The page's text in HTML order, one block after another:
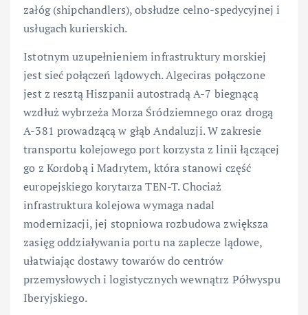
załóg (shipchandlers), obsłudze celno-spedycyjnej i
usługach kurierskich.
Istotnym uzupełnieniem infrastruktury morskiej
jest sieć połączeń lądowych. Algeciras połączone
jest z resztą Hiszpanii autostradą A-7 biegnącą
wzdłuż wybrzeża Morza Śródziemnego oraz drogą
A-381 prowadzącą w głąb Andaluzji. W zakresie
transportu kolejowego port korzysta z linii łączącej
go z Kordobą i Madrytem, która stanowi część
europejskiego korytarza TEN-T. Chociaż
infrastruktura kolejowa wymaga nadal
modernizacji, jej stopniowa rozbudowa zwiększa
zasięg oddziaływania portu na zaplecze lądowe,
ułatwiając dostawy towarów do centrów
przemysłowych i logistycznych wewnątrz Półwyspu
Iberyjskiego.